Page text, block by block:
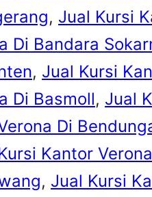
, Jual Kursi
Di Bandara
, Jual Kursi
Di Basmoll, Jual
Di
Kantor
, Jual Kursi